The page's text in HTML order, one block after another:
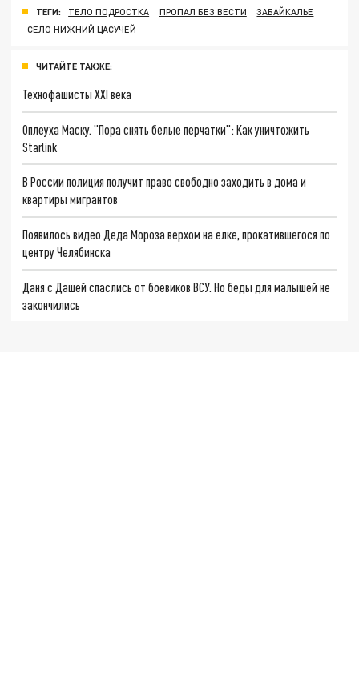
ТЕГИ: ТЕЛО ПОДРОСТКА ПРОПАЛ БЕЗ ВЕСТИ
ЗАБАЙКАЛЬЕ
СЕЛО НИЖНИЙ ЦАСУЧЕЙ
ЧИТАЙТЕ ТАКЖЕ:
Технофашисты XXI века
Оплеуха Маску. "Пора снять белые перчатки": Как уничтожить
Starlink
В России полиция получит право свободно заходить в дома и
квартиры мигрантов
Появилось видео Деда Мороза верхом на елке, прокатившегося по
центру Челябинска
Даня с Дашей спаслись от боевиков ВСУ. Но беды для малышей не
закончились